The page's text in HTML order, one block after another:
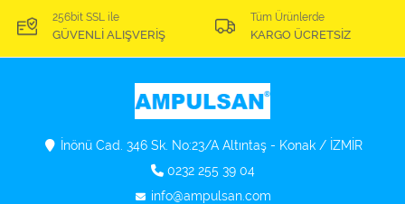
256bit SSL ile
GÜVENLİ ALIŞVERİŞ
Tüm Ürünlerde
KARGO ÜCRETSİZ
İnönü Cad. 346 Sk. No:23/A Altıntaş - Konak / İZMİR
0232 255 39 04
info@ampulsan.com